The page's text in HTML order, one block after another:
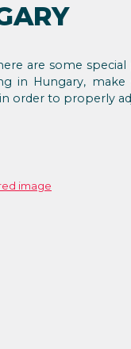
are some
in Hungary,
order to properly